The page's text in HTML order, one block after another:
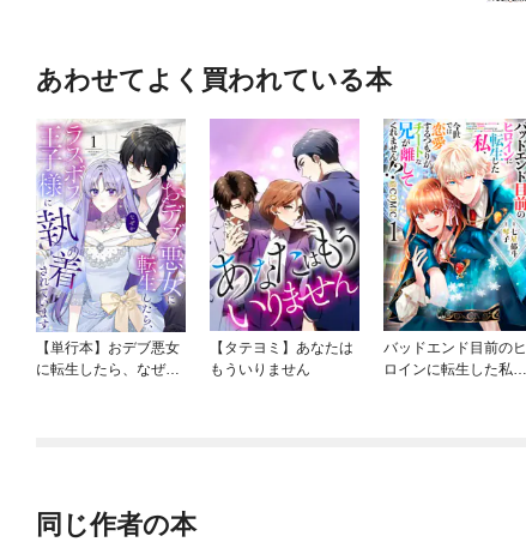
あわせてよく買われている本
【単行本】おデブ悪女
に転生したら、なぜか
【タテヨミ】あなたは
もういりません
バッドエンド目前のヒ
ロインに転生した私、
同じ作者の本